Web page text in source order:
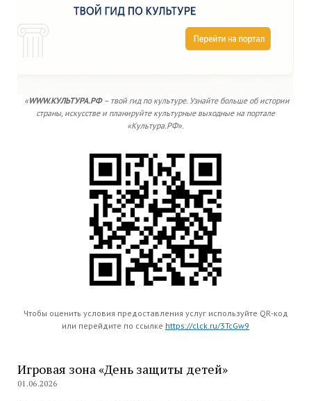
«WWW.КУЛЬТУРА.РФ– твой гид по культуре. Узнайте больше об истории
страны, искусстве и планируйте культурные выходные на портале
«Культура.РФ».
Чтобы оценить условия предоставления услуг используйте QR-код
или перейдите по ссылке https://clck.ru/3TcGw9
Игровая зона «День защиты детей»
01.06.2026